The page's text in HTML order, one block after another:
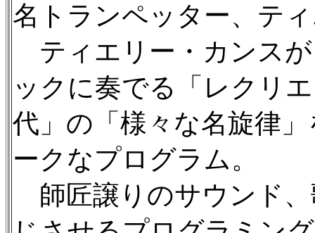
名トランペッター、テ
ティエリー・カンス
ックに奏でる「レクリ
代」の「様々な名旋律
ークなプログラム。
師匠譲りのサウンド